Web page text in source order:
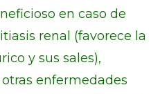
en caso de
renal (favorece la
y sus sales),
enfermedades